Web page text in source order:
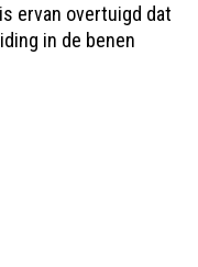
ervan overtuigd dat
in de benen